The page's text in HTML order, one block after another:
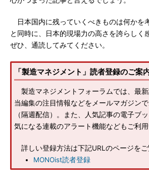
日本国内に残っていくべきものは何かを
と同時に、日本的現場力の高さを誇らしく
ぜひ、通読してみてください。
「製造マネジメント」読者登録のご案
製造マネジメントフォーラムでは、最
当編集の注目情報などをメールマガジン
（隔週配信）。また、人気記事の電子ブ
気になる連載のアラート機能などもご利用
詳しい登録方法は下記URLのページをご
MONOist読者登録